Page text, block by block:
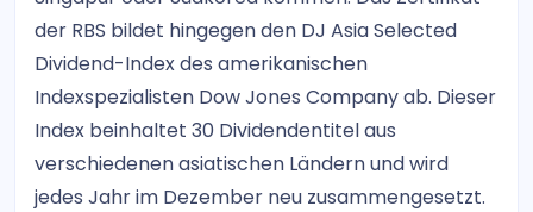
der RBS bildet hingegen den DJ Asia Selected
Dividend-Index des amerikanischen
Indexspezialisten Dow Jones Company ab. Dieser
Index beinhaltet 30 Dividendentitel aus
verschiedenen asiatischen Ländern und wird
jedes Jahr im Dezember neu zusammengesetzt.